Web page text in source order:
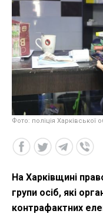
Фото: поліція Харківської
На Харківщині
групи осіб, які
контрафактних